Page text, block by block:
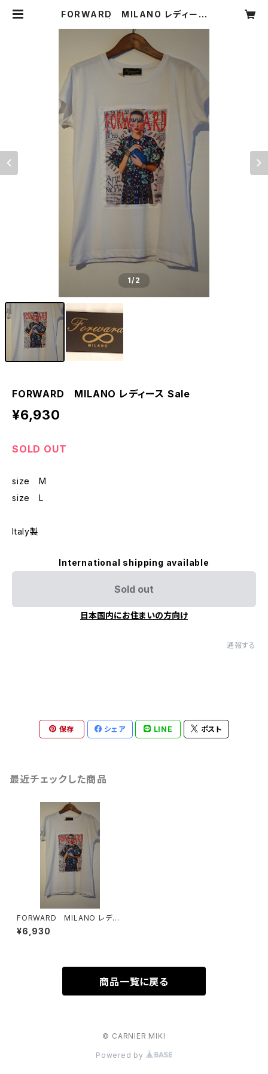
FORWARD MILANO レディース
1/2
FORWARD MILANO レディース Sale
¥6,930
SOLD OUT
size M
size L
Italy製
International shipping available
Sold out
日本国内にお住まいの方向け
通報する
保存 シェア LINE ポスト
最近チェックした商品
FORWARD MILANO レディ
ース Sale
¥6,930
商品一覧に戻る
© CARNIER MIKI
Powered by